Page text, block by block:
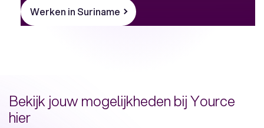
Werken in Suriname
Bekijk jouw mogelijkheden bij Yource
hier